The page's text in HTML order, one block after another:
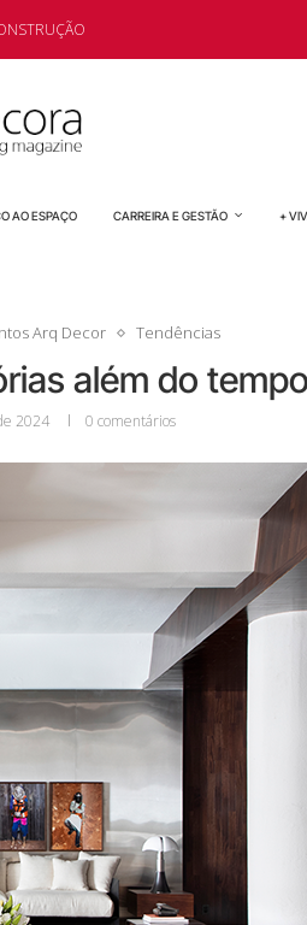
AO ESPAÇO CARREIRA E GESTÃO +
Arq Decor Tendências
além do
2024 0 comentários